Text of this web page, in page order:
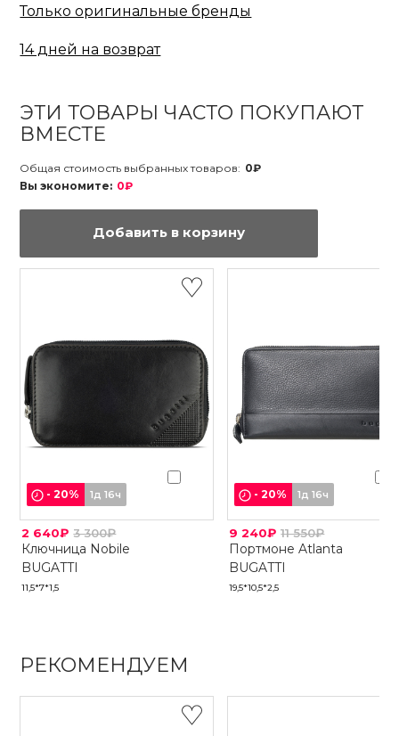
Только оригинальные бренды
14 дней на возврат
ЭТИ ТОВАРЫ ЧАСТО ПОКУПАЮТ
ВМЕСТЕ
Общая стоимость выбранных товаров: 0₽
Вы экономите: 0₽
Добавить в корзину
-20% 1д 16ч
2 640₽ 3 300₽
Ключница Nobile
BUGATTI
11,5*7*1,5
-20% 1д 16ч
9 240₽ 11 550₽
Портмоне Atlanta
BUGATTI
19,5*10,5*2,5
РЕКОМЕНДУЕМ